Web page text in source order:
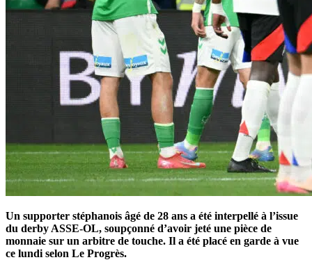
Un supporter stéphanois âgé de 28 ans a été interpellé à l’issue
du derby ASSE-OL, soupçonné d’avoir jeté une pièce de
monnaie sur un arbitre de touche. Il a été placé en garde à vue
ce lundi selon Le Progrès.